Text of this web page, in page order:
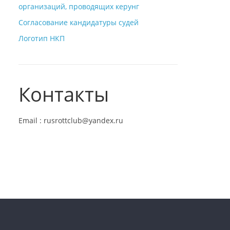
организаций, проводящих керунг
Согласование кандидатуры судей
Логотип НКП
Контакты
Email : rusrottclub@yandex.ru